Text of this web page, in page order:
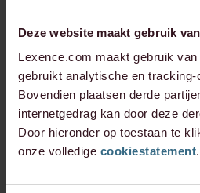
Deze website maakt gebruik
Lexence.com maakt gebruik
gebruikt analytische en
Bovendien plaatsen derde
internetgedrag kan door deze
Door hieronder op toestaan te
onze volledige cookiestatement.